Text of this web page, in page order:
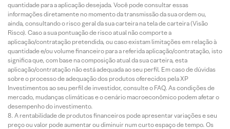
quantidade para a aplicação desejada. Você pode consultar essas
informações diretamente no momento da transmissão da sua ordem ou,
ainda, consultando o risco geral da sua carteira na tela de carteira (Visão
Risco). Caso a sua pontuação de risco atual não comporte a
aplicação/contratação pretendida, ou caso existam limitações em relação à
quantidade e/ou volume financeiro para a referida aplicação/contratação, isto
significa que, com base na composição atual da sua carteira, esta
aplicação/contratação não está adequada ao seu perfil. Em caso de dúvidas
sobre o processo de adequação dos produtos oferecidos pela XP
Investimentos ao seu perfil de investidor, consulte o FAQ. As condições de
mercado, mudanças climáticas e o cenário macroeconômico podem afetar o
desempenho do investimento.
A rentabilidade de produtos financeiros pode apresentar variações e seu
preço ou valor pode aumentar ou diminuir num curto espaço de tempo. Os